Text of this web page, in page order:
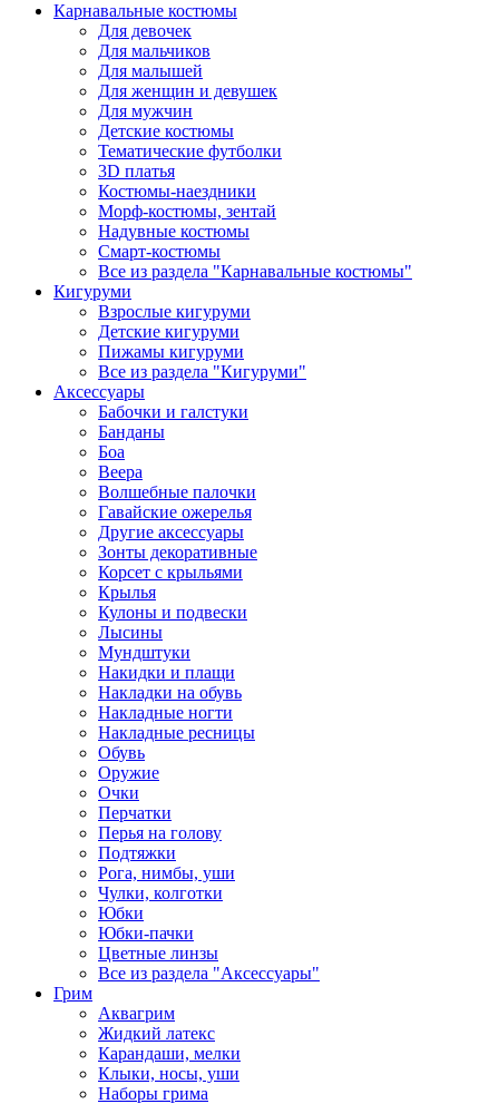
Карнавальные костюмы
Для девочек
Для мальчиков
Для малышей
Для женщин и девушек
Для мужчин
Детские костюмы
Тематические футболки
3D платья
Костюмы-наездники
Морф-костюмы, зентай
Надувные костюмы
Смарт-костюмы
Все из раздела "Карнавальные костюмы"
Кигуруми
Взрослые кигуруми
Детские кигуруми
Пижамы кигуруми
Все из раздела "Кигуруми"
Аксессуары
Бабочки и галстуки
Банданы
Боа
Веера
Волшебные палочки
Гавайские ожерелья
Другие аксессуары
Зонты декоративные
Корсет с крыльями
Крылья
Кулоны и подвески
Лысины
Мундштуки
Накидки и плащи
Накладки на обувь
Накладные ногти
Накладные ресницы
Обувь
Оружие
Очки
Перчатки
Перья на голову
Подтяжки
Рога, нимбы, уши
Чулки, колготки
Юбки
Юбки-пачки
Цветные линзы
Все из раздела "Аксессуары"
Грим
Аквагрим
Жидкий латекс
Карандаши, мелки
Клыки, носы, уши
Наборы грима